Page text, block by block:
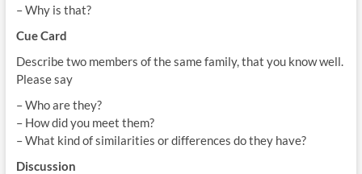
– Why is that?
Cue Card
Describe two members of the same family, that you know well.
Please say
– Who are they?
– How did you meet them?
– What kind of similarities or differences do they have?
Discussion